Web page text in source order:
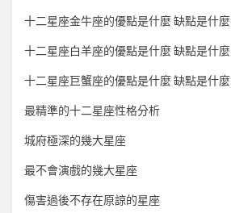
十二星座金牛座的優點是什麼 缺點是什麼
十二星座白羊座的優點是什麼 缺點是什麼
十二星座巨蟹座的優點是什麼 缺點是什麼
最精準的十二星座性格分析
城府極深的幾大星座
最不會演戲的幾大星座
傷害過後不存在原諒的星座